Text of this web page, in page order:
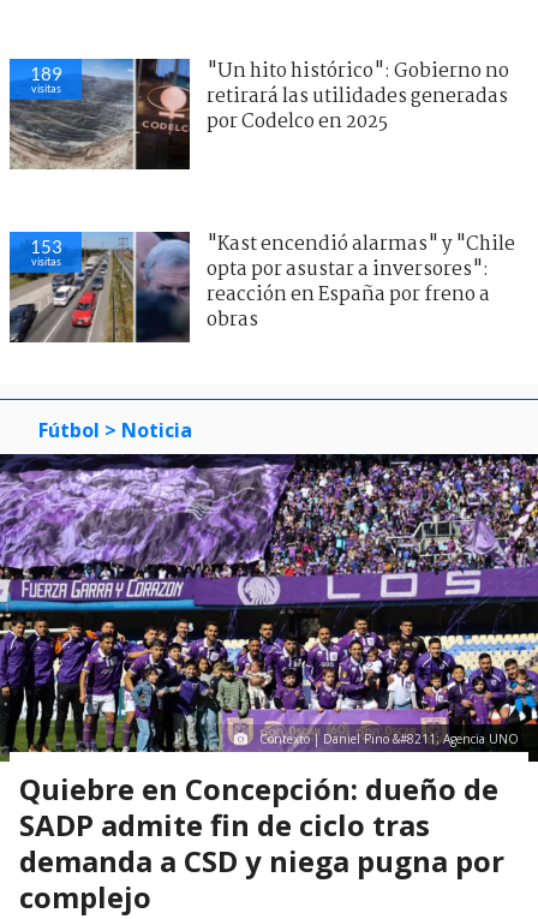
189
visitas
"Un hito histórico": Gobierno no
retirará las utilidades generadas
por Codelco en 2025
153
visitas
"Kast encendió alarmas" y "Chile
opta por asustar a inversores":
reacción en España por freno a
obras
Fútbol > Noticia
Contexto | Daniel Pino &#8211; Agencia UNO
Quiebre en Concepción: dueño de
SADP admite fin de ciclo tras
demanda a CSD y niega pugna por
complejo